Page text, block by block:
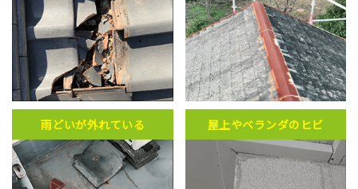
雨どいが外れている 屋上やベランダのヒビ